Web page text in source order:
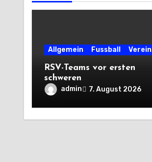
Allgemein Fussball Verein
RSV-Teams vor ersten
schweren
Auswärtsprüfungen der
Saison
admin 7. August 2026